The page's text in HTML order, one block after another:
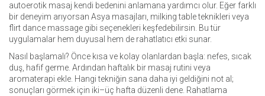
autoerotik masaj kendi bedenini anlamana yardımcı olur. Eğer farklı
bir deneyim arıyorsan Asya masajları, milking table teknikleri veya
flirt dance massage gibi seçenekleri keşfedebilirsin. Bu tür
uygulamalar hem duyusal hem de rahatlatıcı etki sunar.
Nasıl başlamalı? Önce kısa ve kolay olanlardan başla: nefes, sıcak
duş, hafif germe. Ardından haftalık bir masaj rutini veya
aromaterapi ekle. Hangi tekniğin sana daha iyi geldiğini not al;
sonuçları görmek için iki–üç hafta düzenli dene. Rahatlama